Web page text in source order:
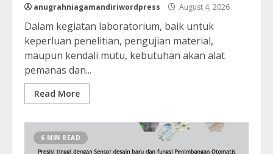
anugrahniagamandiriwordpress August 4, 2026
Dalam kegiatan laboratorium, baik untuk
keperluan penelitian, pengujian material,
maupun kendali mutu, kebutuhan akan alat
pemanas dan...
Read More
6 MIN READ